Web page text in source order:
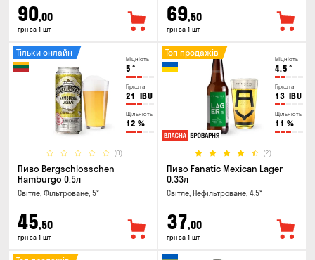
90,00
грн за 1 шт
69,50
грн за 1 шт
Міцність
5 °
Гіркота
21 IBU
Щільність
12 %
(0)
Тільки онлайн
Пиво Bergschlosschen
Hamburgo 0.5л
Світле, Фільтроване, 5°
45,50
грн за 1 шт
Міцність
4.5 °
Гіркота
13 IBU
Щільність
11 %
(2)
Топ продажів
Пиво Fanatic Mexican Lager
0.33л
Світле, Нефільтроване, 4.5°
37,00
грн за 1 шт